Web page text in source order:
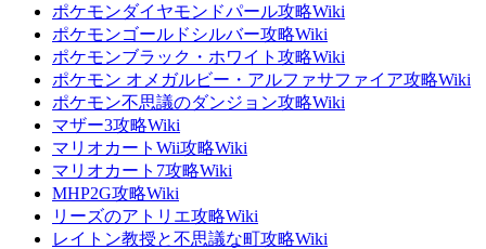
ポケモンダイヤモンドパール攻略Wiki
ポケモンゴールドシルバー攻略Wiki
ポケモンブラック・ホワイト攻略Wiki
ポケモン オメガルビー・アルファサファイア攻略Wiki
ポケモン不思議のダンジョン攻略Wiki
マザー3攻略Wiki
マリオカートWii攻略Wiki
マリオカート7攻略Wiki
MHP2G攻略Wiki
リーズのアトリエ攻略Wiki
レイトン教授と不思議な町攻略Wiki